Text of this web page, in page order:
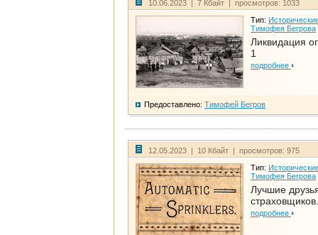
10.06.2023 | 7 Кбайт | просмотров: 1033
Тип:
Тимофея Бегрова
Ликвидация
1
подробнее
Предоставлено: Тимофей Бегров
12.05.2023 | 10 Кбайт | просмотров: 975
Тип:
Тимофея Бегрова
Лучшие
подробнее